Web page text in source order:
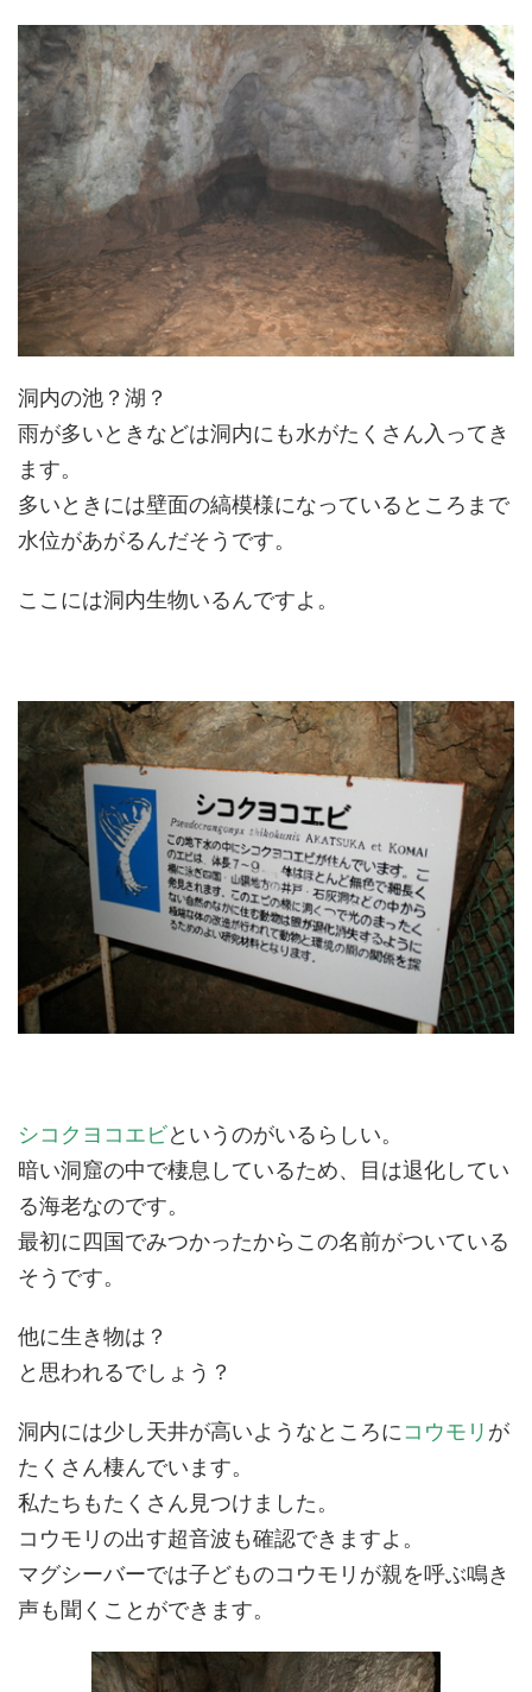
洞内の池？湖？
雨が多いときなどは洞内にも水がたくさん入ってき
ます。
多いときには壁面の縞模様になっているところまで
水位があがるんだそうです。
ここには洞内生物いるんですよ。
シコクヨコエビというのがいるらしい。
暗い洞窟の中で棲息しているため、目は退化してい
る海老なのです。
最初に四国でみつかったからこの名前がついている
そうです。
他に生き物は？
と思われるでしょう？
洞内には少し天井が高いようなところにコウモリ が
たくさん棲んでいます。
私たちもたくさん見つけました。
コウモリの出す超音波も確認できますよ。
マグシーバーでは子どものコウモリが親を呼ぶ鳴き
声も聞くことができます。